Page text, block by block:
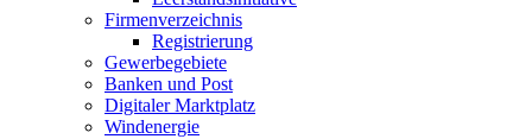
Firmenverzeichnis
Registrierung
Gewerbegebiete
Banken und Post
Digitaler Marktplatz
Windenergie